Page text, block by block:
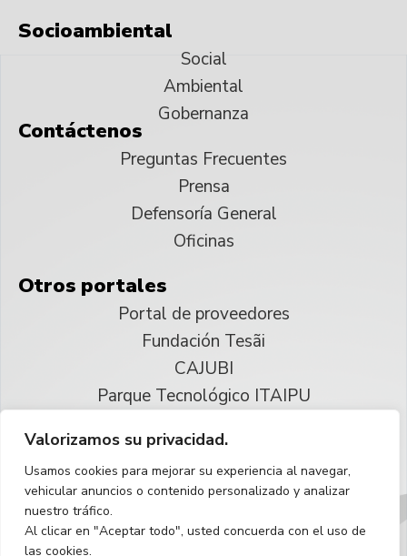
Valorizamos su privacidad.
Usamos cookies para mejorar su experiencia al navegar,
vehicular anuncios o contenido personalizado y analizar
nuestro tráfico.
Al clicar en "Aceptar todo", usted concuerda con el uso de
las cookies.
Socioambiental
Social
Ambiental
Gobernanza
Contáctenos
Preguntas Frecuentes
Prensa
Defensoría General
Oficinas
Otros portales
Portal de proveedores
Fundación Tesãi
CAJUBI
Parque Tecnológico ITAIPU
Reservados todos los derechos
Español